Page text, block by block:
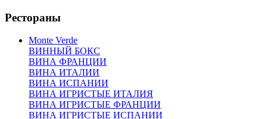
Рестораны
Monte Verde
ВИННЫЙ БОКС
ВИНА ФРАНЦИИ
ВИНА ИТАЛИИ
ВИНА ИСПАНИИ
ВИНА ИГРИСТЫЕ ИТАЛИЯ
ВИНА ИГРИСТЫЕ ФРАНЦИИ
ВИНА ИГРИСТЫЕ ИСПАНИИ